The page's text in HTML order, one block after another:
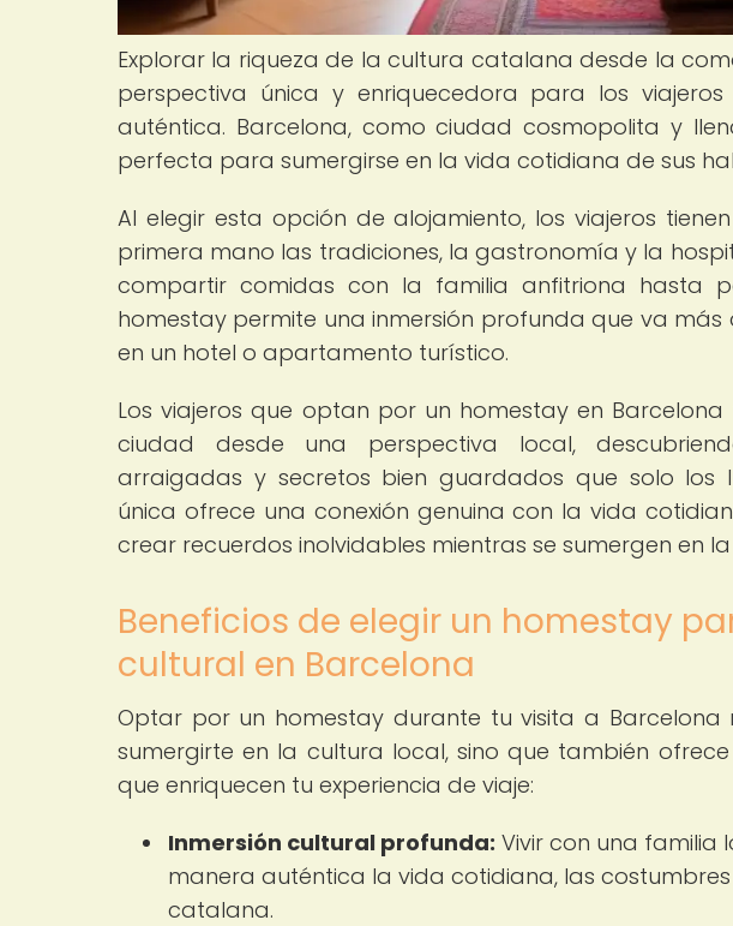
Explorar la riqueza de la cultura catalana desde la
perspectiva única y enriquecedora para los
auténtica. Barcelona, como ciudad cosmopolita y
perfecta para sumergirse en la vida cotidiana de sus
Al elegir esta opción de alojamiento, los viajeros
primera mano las tradiciones, la gastronomía y la
compartir comidas con la familia anfitriona hasta
homestay permite una inmersión profunda que va
en un hotel o apartamento turístico.
Los viajeros que optan por un homestay en
ciudad desde una perspectiva local,
arraigadas y secretos bien guardados que solo los
única ofrece una conexión genuina con la vida
crear recuerdos inolvidables mientras se sumergen en
Beneficios de elegir un homestay
cultural en Barcelona
Optar por un homestay durante tu visita a
sumergirte en la cultura local, sino que también
que enriquecen tu experiencia de viaje:
Inmersión cultural profunda: Vivir con una familia
manera auténtica la vida cotidiana, las
catalana.